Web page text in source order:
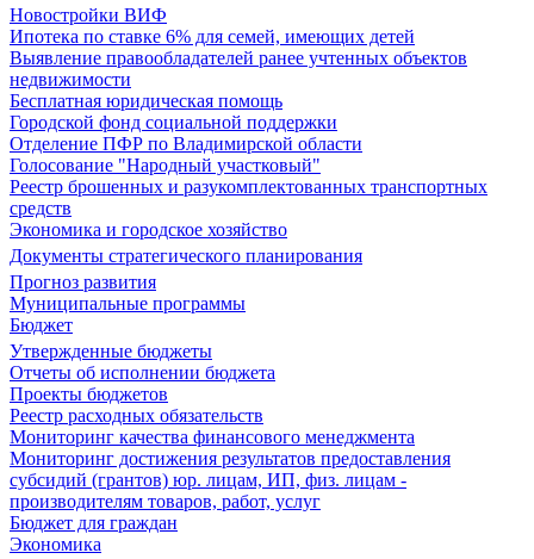
Новостройки ВИФ
Ипотека по ставке 6% для семей, имеющих детей
Выявление правообладателей ранее учтенных объектов
недвижимости
Бесплатная юридическая помощь
Городской фонд социальной поддержки
Отделение ПФР по Владимирской области
Голосование "Народный участковый"
Реестр брошенных и разукомплектованных транспортных
средств
Экономика и городское хозяйство
Документы стратегического планирования
Прогноз развития
Муниципальные программы
Бюджет
Утвержденные бюджеты
Отчеты об исполнении бюджета
Проекты бюджетов
Реестр расходных обязательств
Мониторинг качества финансового менеджмента
Мониторинг достижения результатов предоставления
субсидий (грантов) юр. лицам, ИП, физ. лицам -
производителям товаров, работ, услуг
Бюджет для граждан
Экономика